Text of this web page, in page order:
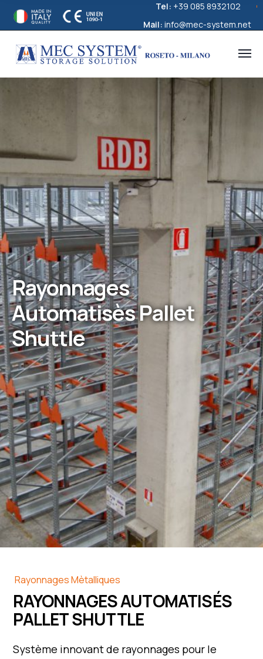
Tel: +39 085 8932102
Mail: info@mec-system.net
Rayonnages
Automatisès Pallet
Shuttle
Rayonnages Mètalliques
RAYONNAGES AUTOMATISÉS
PALLET SHUTTLE
Système innovant de rayonnages pour le